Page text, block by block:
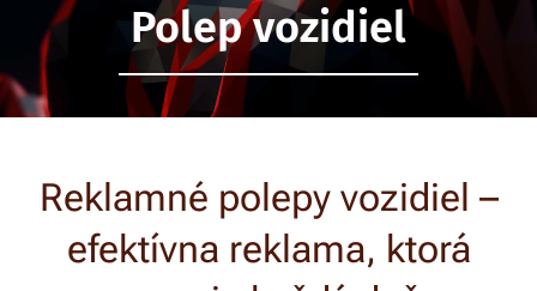
Polep vozidiel
Reklamné polepy vozidiel –
efektívna reklama, ktorá